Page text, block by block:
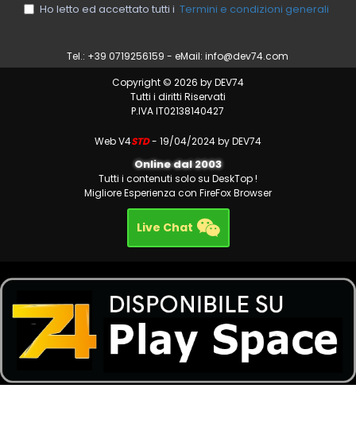
Ho letto ed accettato tutti i Termini e condizioni generali
Tel.: +39 0719256159 - eMail:info@dev74.com
Copyright © 2026 by DEV74
Tutti i diritti Riservati
P.IVA IT02138140427
Web V4STD- 19/04/2024 by DEV74
Online dal 2003
Tutti i contenuti solo su DeskTop !
Migliore Esperienza con FireFox Browser
Live Chat